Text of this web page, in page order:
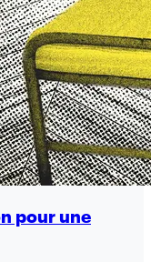
pour une